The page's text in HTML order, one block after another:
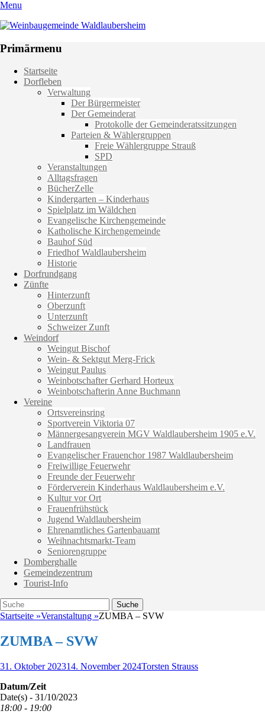
Menu
Weinbaugemeinde Waldlaubersheim
Primärmenu
Weiter
zum
Startseite
Dorfleben
Verwaltung
Der Bürgermeister
Der Gemeinderat
Protokolle der Gemeinderatssitzungen
Parteien & Wählergruppen
Freie Wählergruppe Strauß
SPD
Veranstaltungen
Alltagsfragen
BücherZelle
Kindergarten – Kinderhaus
Spielplatz im Wäldchen
Evangelische Kirchengemeinde
Katholische Kirchengemeinde
Bauhof Süd
Friedhof Waldlaubersheim
Historie
Dorfrundgang
Zünfte
Hinterzunft
Oberzunft
Unterzunft
Schweizer Zunft
Weindorf
Weingut Bischof
Wein- & Sektgut Merg-Frick
Weingut Paulus
Weinbotschafter Gerhard Horteux
Weinbotschafterin Anne Buchmann
Vereine
Ortsvereinsring
Sportverein Viktoria 07
Männergesangverein MGV Waldlaubersheim 1905 e.V.
Landfrauen
Evangelischer Frauenchor 1987 Waldlaubersheim
Freiwillige Feuerwehr
Freunde der Feuerwehr
Förderverein Kinderhaus Waldlaubersheim e.V.
Kultur vor Ort
Frauenfrühstück
Jugend Waldlaubersheim
Ehrenamtliches Gartenbauamt
Weihnachtsmarkt-Team
Seniorengruppe
Domberghalle
Gemeindezentrum
Tourist-Info
Suche
Suche
nach:
Startseite »Veranstaltung »ZUMBA – SVW
ZUMBA – SVW
Veröffentlicht
31. Oktober 202314. November 2024Autor
Torsten Strauss
Datum/Zeit
Date(s) - 31/10/2023
18:00 - 19:00